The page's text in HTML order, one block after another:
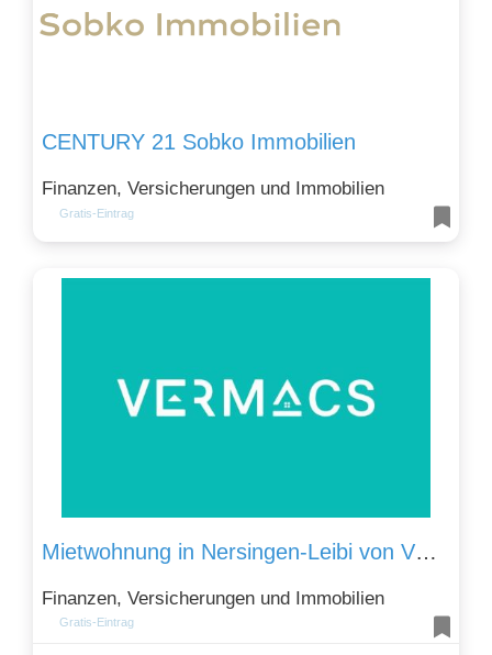
CENTURY 21 Sobko Immobilien
Finanzen, Versicherungen und Immobilien
Gratis-Eintrag
Mietwohnung in Nersingen-Leibi von VERMACS Ihr Immobilienmakler in Nersingen
Finanzen, Versicherungen und Immobilien
Gratis-Eintrag